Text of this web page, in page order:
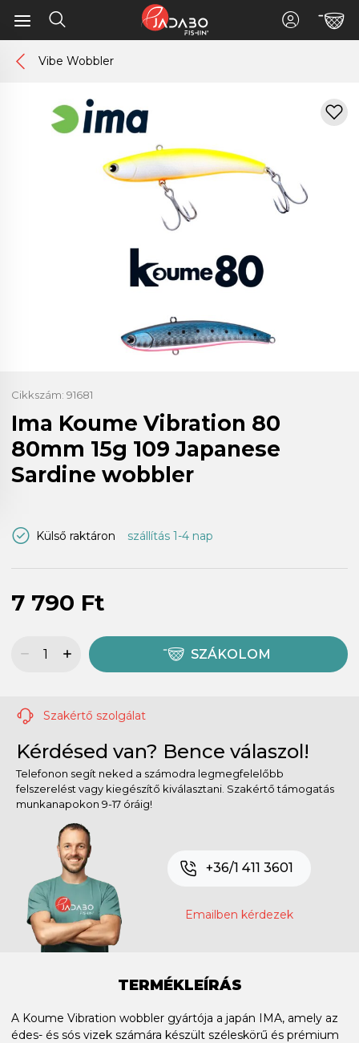
Vibe Wobbler
Cikkszám: 91681
Ima Koume Vibration 80
80mm 15g 109 Japanese
Sardine wobbler
Külső raktáron szállítás 1-4 nap
7 790 Ft
SZÁKOLOM
Szakértő szolgálat
Kérdésed van? Bence válaszol!
Telefonon segít neked a számodra legmegfelelőbb
felszerelést vagy kiegészítő kiválasztani. Szakértő támogatás
munkanapokon 9-17 óráig!
+36/1 411 3601
Emailben kérdezek
TERMÉKLEÍRÁS
A Koume Vibration wobbler gyártója a japán IMA, amely az
édes- és sós vizek számára készült széleskörű és prémium